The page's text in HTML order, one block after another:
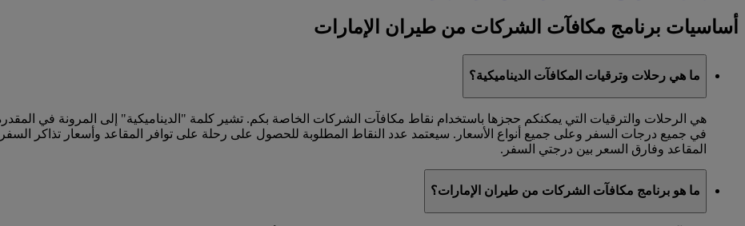
أساسيات برنامج مكافآت الشركات من طيران الإمارات
ما هي رحلات وترقيات المكافآت الديناميكية؟
هي الرحلات والترقيات التي يمكنكم حجزها باستخدام نقاط مكافآت الشركات الخاصة بكم. تشير كلمة "الديناميكية" إلى المرونة في
في جميع درجات السفر وعلى جميع أنواع الأسعار. سيعتمد عدد النقاط المطلوبة للحصول على رحلة على توافر المقاعد وأسعار تذاكر السفر
المقاعد وفارق السعر بين درجتي السفر.
ما هو برنامج مكافآت الشركات من طيران الإمارات؟